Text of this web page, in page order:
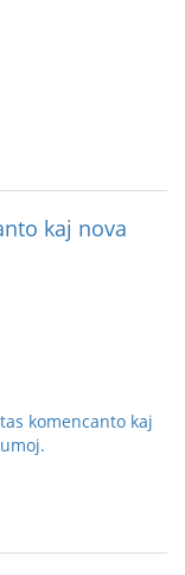
kaj nova
komencanto kaj